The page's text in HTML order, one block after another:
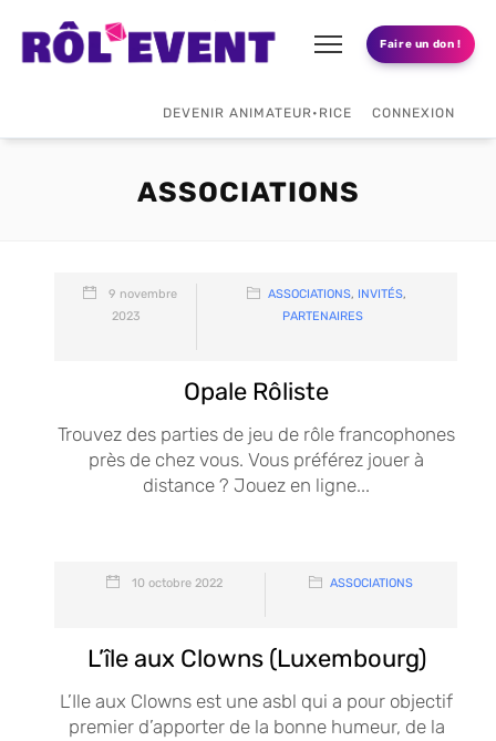
Faire un don !
DEVENIR ANIMATEUR•RICE CONNEXION
ASSOCIATIONS
9 novembre
2023
ASSOCIATIONS, INVITÉS,
PARTENAIRES
Opale Rôliste
Trouvez des parties de jeu de rôle francophones
près de chez vous. Vous préférez jouer à
distance ? Jouez en ligne...
10 octobre 2022 ASSOCIATIONS
L’île aux Clowns (Luxembourg)
L’Ile aux Clowns est une asbl qui a pour objectif
premier d’apporter de la bonne humeur, de la